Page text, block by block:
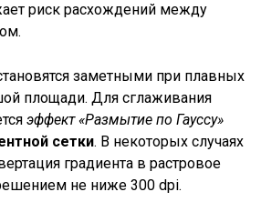
риск расхождений между
заметными при плавных
площади. Для сглаживания
эффект «Размытие по Гауссу»
сетки. В некоторых случаях
градиента в растровое
не ниже 300 dpi.